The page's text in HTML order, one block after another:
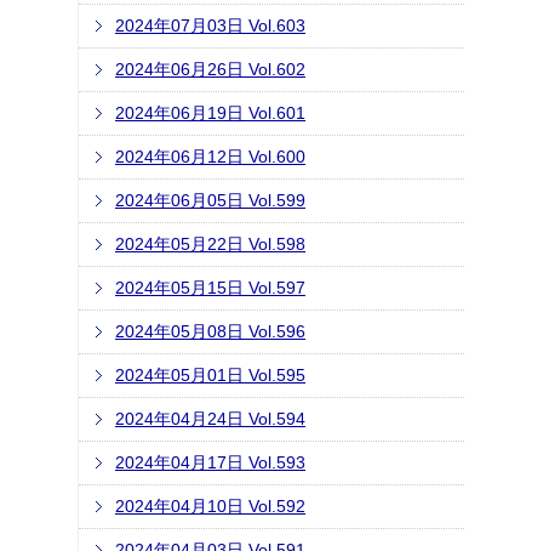
2024年07月03日 Vol.603
2024年06月26日 Vol.602
2024年06月19日 Vol.601
2024年06月12日 Vol.600
2024年06月05日 Vol.599
2024年05月22日 Vol.598
2024年05月15日 Vol.597
2024年05月08日 Vol.596
2024年05月01日 Vol.595
2024年04月24日 Vol.594
2024年04月17日 Vol.593
2024年04月10日 Vol.592